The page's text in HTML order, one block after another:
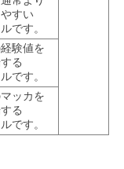
すい
です。
験値を
る
です。
ッカを
る
です。